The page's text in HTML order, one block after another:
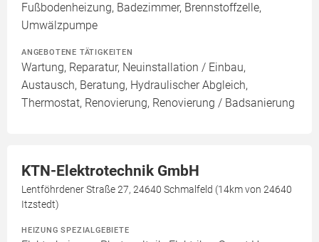
Fußbodenheizung, Badezimmer, Brennstoffzelle,
Umwälzpumpe
ANGEBOTENE TÄTIGKEITEN
Wartung, Reparatur, Neuinstallation / Einbau,
Austausch, Beratung, Hydraulischer Abgleich,
Thermostat, Renovierung, Renovierung / Badsanierung
KTN-Elektrotechnik GmbH
Lentföhrdener Straße 27, 24640 Schmalfeld (14km von 24640
Itzstedt)
HEIZUNG SPEZIALGEBIETE